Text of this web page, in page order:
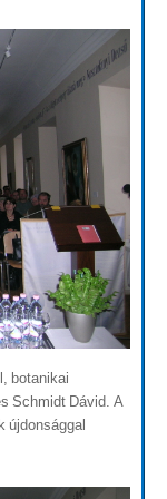
botanikai
Schmidt Dávid. A
újdonsággal